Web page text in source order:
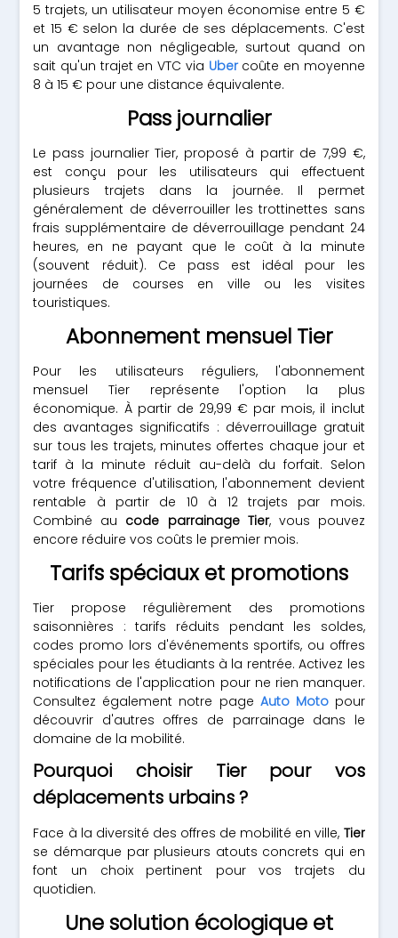
5 trajets, un utilisateur moyen économise entre 5 €
et 15 € selon la durée de ses déplacements. C'est
un avantage non négligeable, surtout quand on
sait qu'un trajet en VTC via Ubercoûte en moyenne
8 à 15 € pour une distance équivalente.
Pass journalier
Le pass journalier Tier, proposé à partir de 7,99 €,
est conçu pour les utilisateurs qui effectuent
plusieurs trajets dans la journée. Il permet
généralement de déverrouiller les trottinettes sans
frais supplémentaire de déverrouillage pendant 24
heures, en ne payant que le coût à la minute
(souvent réduit). Ce pass est idéal pour les
journées de courses en ville ou les visites
touristiques.
Abonnement mensuel Tier
Pour les utilisateurs réguliers, l'abonnement
mensuel Tier représente l'option la plus
économique. À partir de 29,99 € par mois, il inclut
des avantages significatifs : déverrouillage gratuit
sur tous les trajets, minutes offertes chaque jour et
tarif à la minute réduit au-delà du forfait. Selon
votre fréquence d'utilisation, l'abonnement devient
rentable à partir de 10 à 12 trajets par mois.
Combiné au code parrainage Tier, vous pouvez
encore réduire vos coûts le premier mois.
Tarifs spéciaux et promotions
Tier propose régulièrement des promotions
saisonnières : tarifs réduits pendant les soldes,
codes promo lors d'événements sportifs, ou offres
spéciales pour les étudiants à la rentrée. Activez les
notifications de l'application pour ne rien manquer.
Consultez également notre page Auto Motopour
découvrir d'autres offres de parrainage dans le
domaine de la mobilité.
Pourquoi choisir Tier pour vos
déplacements urbains ?
Face à la diversité des offres de mobilité en ville, Tier
se démarque par plusieurs atouts concrets qui en
font un choix pertinent pour vos trajets du
quotidien.
Une solution écologique et